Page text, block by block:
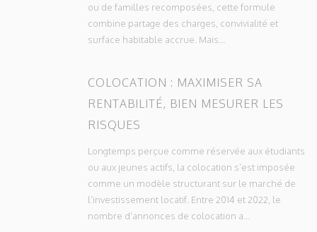
ou de familles recomposées, cette formule
combine partage des charges, convivialité et
surface habitable accrue. Mais...
COLOCATION : MAXIMISER SA
RENTABILITÉ, BIEN MESURER LES
RISQUES
Longtemps perçue comme réservée aux étudiants
ou aux jeunes actifs, la colocation s’est imposée
comme un modèle structurant sur le marché de
l’investissement locatif. Entre 2014 et 2022, le
nombre d’annonces de colocation a...